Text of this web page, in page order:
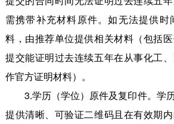
需携带补充材料原件。如无法提供
料，由推荐单位提供相关材料（包括
提交能证明过去连续五年在从事化工
作官方证明材料）。
3.学历（学位）原件及复印件。学
提供清晰、可验证二维码且在有效期